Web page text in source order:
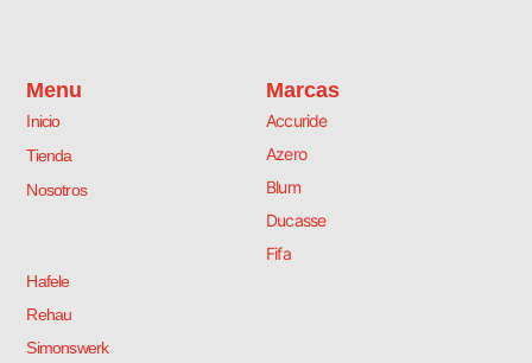
Menu
Inicio
Tienda
Nosotros
Marcas
Accuride
Azero
Blum
Ducasse
Fifa
Hafele
Rehau
Simonswerk